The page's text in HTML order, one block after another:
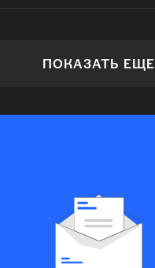
ПОКАЗАТЬ ЕЩЕ